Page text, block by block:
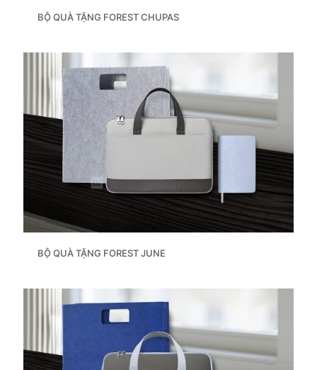
BỘ QUÀ TẶNG FOREST CHUPAS
BỘ QUÀ TẶNG FOREST JUNE